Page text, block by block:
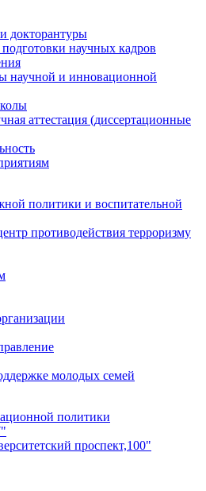
докторантуры
научных кадров
научной и инновационной
аттестация (диссертационные
политики и воспитательной
противодействия терроризму
молодых семей
политики
проспект,100"